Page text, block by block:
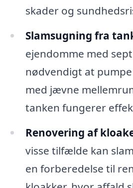
skader og
Slamsugning fra
ejendomme med
nødvendigt at
med jævne
tanken fungerer
Renovering af
visse tilfælde kan
en forberedelse til